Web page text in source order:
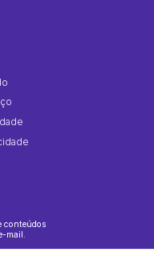
conteúdos
mail.